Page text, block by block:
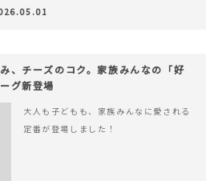
んで仕上げました。 様々なシーンでお召
、チーズのコク。家族みんなの「好
グ新登場
大人も子どもも、家族みんなに愛される
定番が登場しました！